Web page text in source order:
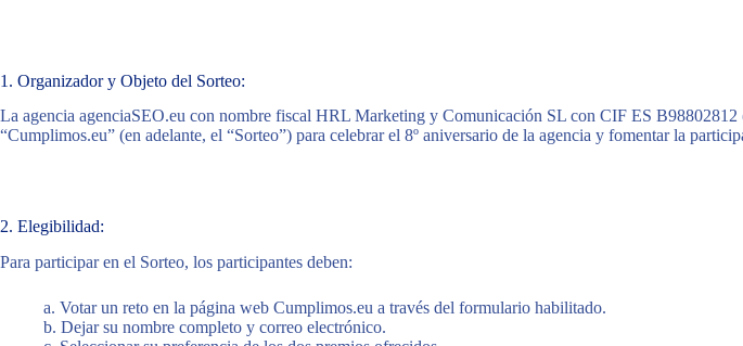
1. Organizador y Objeto del Sorteo:
La agencia agenciaSEO.eu con nombre fiscal HRL Marketing y Comunicación SL con CIF ES
“Cumplimos.eu” (en adelante, el “Sorteo”) para celebrar el 8º aniversario de la agencia y fomentar la
2. Elegibilidad:
Para participar en el Sorteo, los participantes deben:
a. Votar un reto en la página web Cumplimos.eu a través del formulario habilitado.
b. Dejar su nombre completo y correo electrónico.